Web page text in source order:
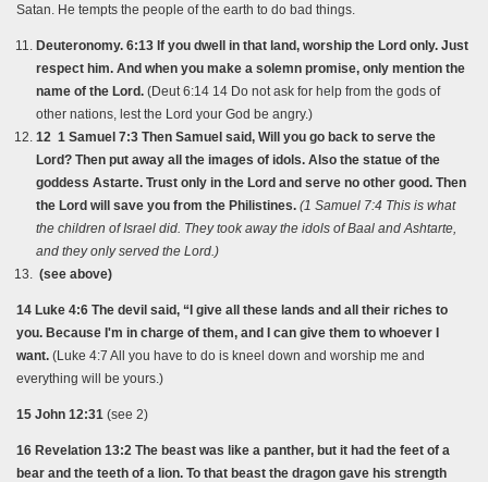
Satan. He tempts the people of the earth to do bad things.
Deuteronomy. 6:13 If you dwell in that land, worship the Lord only. Just
respect him. And when you make a solemn promise, only mention the
name of the Lord. (Deut 6:14 14 Do not ask for help from the gods of
other nations, lest the Lord your God be angry.)
12 1 Samuel 7:3 Then Samuel said, Will you go back to serve the
Lord? Then put away all the images of idols. Also the statue of the
goddess Astarte. Trust only in the Lord and serve no other good. Then
the Lord will save you from the Philistines. (1 Samuel 7:4 This is what
the children of Israel did. They took away the idols of Baal and Ashtarte,
and they only served the Lord.)
(see above)
14 Luke 4:6 The devil said, “I give all these lands and all their riches to
you. Because I'm in charge of them, and I can give them to whoever I
want. (Luke 4:7 All you have to do is kneel down and worship me and
everything will be yours.)
15 John 12:31 (see 2)
16 Revelation 13:2 The beast was like a panther, but it had the feet of a
bear and the teeth of a lion. To that beast the dragon gave his strength